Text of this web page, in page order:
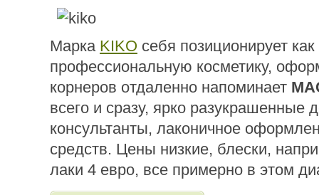
Марка KIKO себя позиционирует как
профессиональную косметику,
корнеров отдаленно напоминает
всего и сразу, ярко разукрашенные
консультанты, лаконичное
средств. Цены низкие, блески,
лаки 4 евро, все примерно в этом